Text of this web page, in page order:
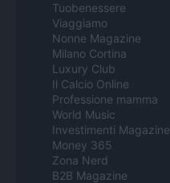
Tuobenessere
Viaggiamo
Nonne Magazine
Milano Cortina
Luxury Club
Il Calcio Online
Professione mamma
World Music
Investimenti Magazine
Money 365
Zona Nerd
B2B Magazine